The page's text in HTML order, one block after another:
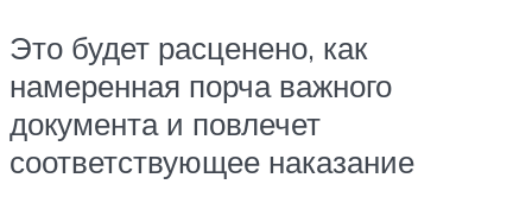
Это будет расценено, как
намеренная порча важного
документа и повлечет
соответствующее наказание